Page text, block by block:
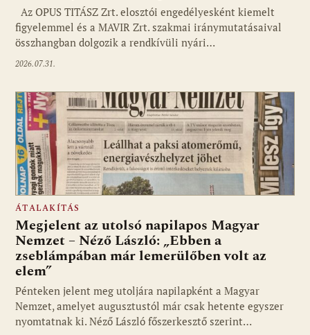
Az OPUS TITÁSZ Zrt. elosztói engedélyesként kiemelt
figyelemmel és a MAVIR Zrt. szakmai iránymutatásaival
összhangban dolgozik a rendkívüli nyári…
2026.07.31.
ÁTALAKÍTÁS
Megjelent az utolsó napilapos Magyar
Nemzet – Néző László: „Ebben a
zseblámpában már lemerülőben volt az
elem”
Pénteken jelent meg utoljára napilapként a Magyar
Nemzet, amelyet augusztustól már csak hetente egyszer
nyomtatnak ki. Néző László főszerkesztő szerint…